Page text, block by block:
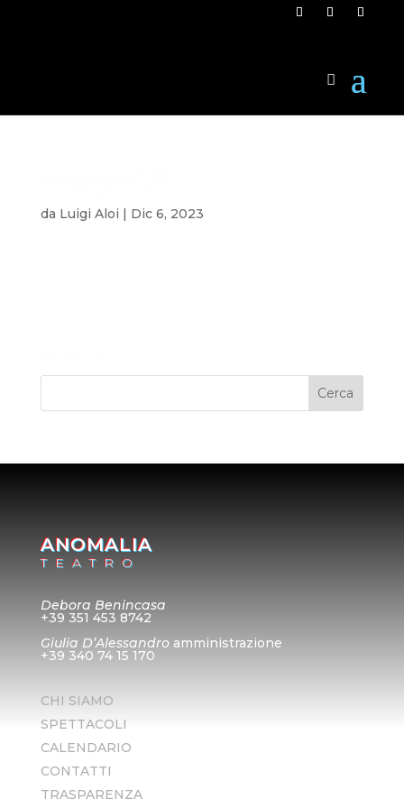
da Luigi Aloi | Dic 6, 2023
ANOMALIA
TEATRO
Debora Benincasa
+39 351 453 8742
Giulia D’Alessandroamministrazione
+39 340 74 15 170
CHI SIAMO
SPETTACOLI
CALENDARIO
CONTATTI
TRASPARENZA